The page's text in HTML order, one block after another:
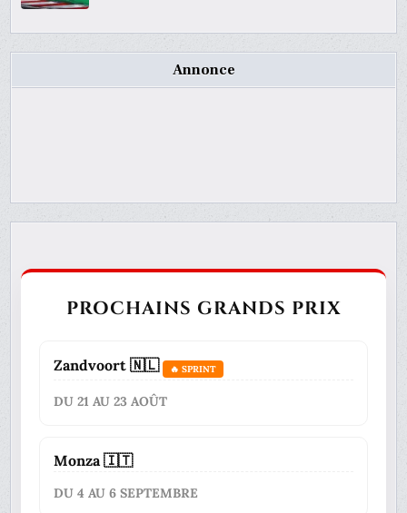
Annonce
PROCHAINS GRANDS PRIX
Zandvoort 🇳🇱 🔥 SPRINT
DU 21 AU 23 AOÛT
Monza 🇮🇹
DU 4 AU 6 SEPTEMBRE